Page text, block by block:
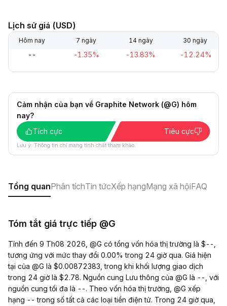
Lịch sử giá (USD)
Hôm nay 7 ngày 14 ngày 30 ngày
-- -1.35% -13.83% -12.24%
Cảm nhận của bạn về Graphite Network (@G) hôm
nay?
Tích cực
Tiêu cực
Lưu ý: Thông tin chỉ mang tính chất tham khảo.
Tổng quanPhân tíchTin tứcXếp hạngMạng xã hộiFAQ
Tóm tắt giá trực tiếp @G
Tính đến 9 Th08 2026, @G có tổng vốn hóa thị trường là $--,
tương ứng với mức thay đổi 0.00% trong 24 giờ qua. Giá hiện
tại của @G là $0.00872383, trong khi khối lượng giao dịch
trong 24 giờ là $2.78. Nguồn cung Lưu thông của @G là --, với
nguồn cung tối đa là --. Theo vốn hóa thị trường, @G xếp
hạng -- trong số tất cả các loại tiền điện tử. Trong 24 giờ qua,